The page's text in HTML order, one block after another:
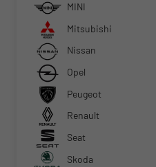
MINI
Mitsubishi
Nissan
Opel
Peugeot
Renault
Seat
Skoda